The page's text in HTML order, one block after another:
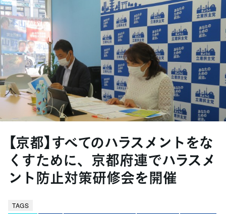
【京都】すべてのハラスメントをな
くすために、京都府連でハラスメ
ント防止対策研修会を開催
TAGS